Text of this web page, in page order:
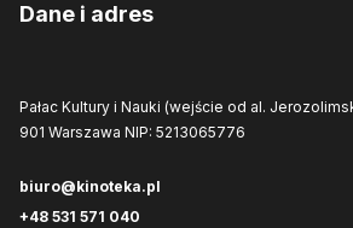
Dane i adres
Pałac Kultury i Nauki (wejście od al.
901 Warszawa NIP: 5213065776
biuro@kinoteka.pl
+48 531 571 040